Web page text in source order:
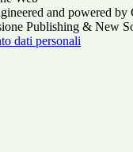
and powered by
Publishing & New
dati personali